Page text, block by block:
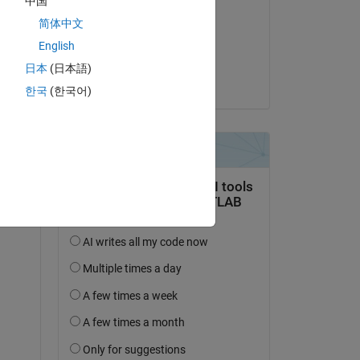
am 3 Apr. 2024
Akzeptiert:
简体中文
English
日本 (日本語)
한국 (한국어)